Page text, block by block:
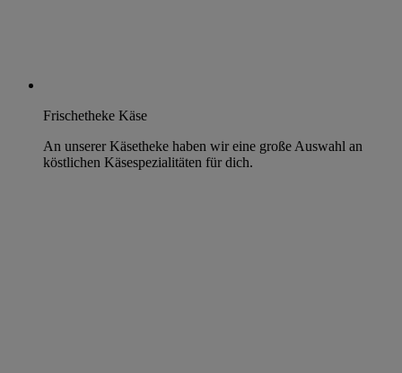
Frischetheke Käse
An unserer Käsetheke haben wir eine große Auswahl an
köstlichen Käsespezialitäten für dich.